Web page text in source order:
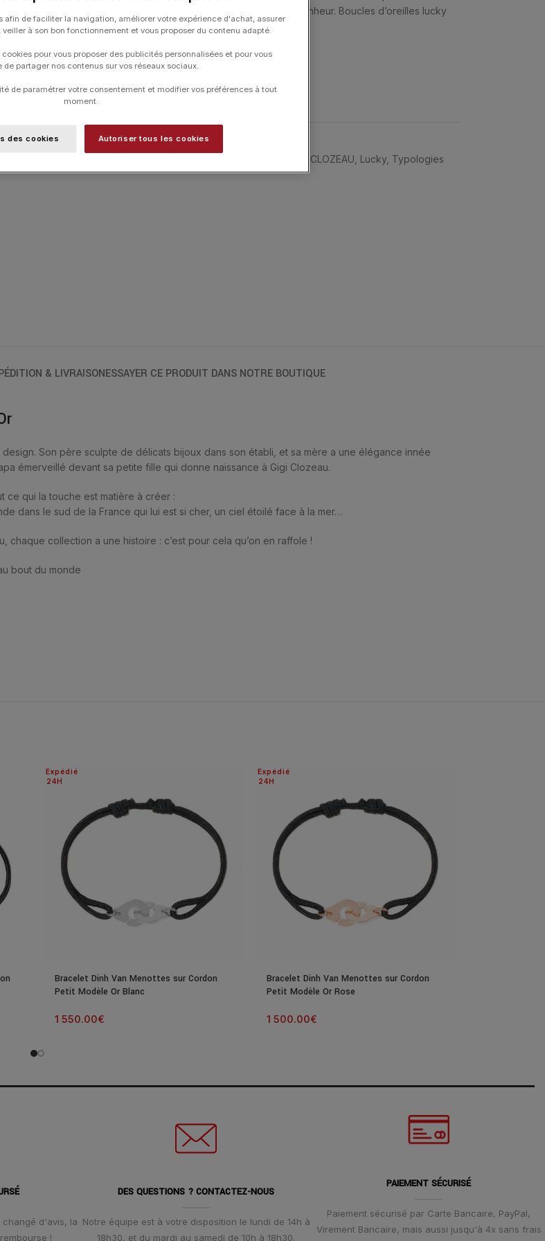
passe, de la joie, le « lucky puce » est un subtil porte-bonheur. Boucles d’oreilles lucky
puce or 18 carats et diamants.
Délicates et élégantes tel un subtil porte-bonheur
MATIÈRE
UGS :
B4LK007
GIGI CLOZEAU Lucky, Typologies
& LIVRAISONESSAYER CE PRODUIT DANS NOTRE BOUTIQUE
Son père sculpte de délicats bijoux dans son établi, et sa mère a une élégance innée
émerveillé devant sa petite fille qui donne naissance à Gigi Clozeau.
ce qui la touche est matière à créer :
dans le sud de la France qui lui est si cher, un ciel étoilé face à la mer…
chaque collection a une histoire : c’est pour cela qu’on en raffole !
bout du monde
24H
Expédié
Bracelet Dinh Van Menottes sur Cordon
Petit Modèle Or Blanc
1 550.00€
24H
Expédié
Bracelet Dinh Van Menottes sur Cordon
Petit Modèle Or Rose
1 500.00€
changé d'avis, la
!
DES QUESTIONS ? CONTACTEZ-NOUS
Notre équipe est à votre disposition le lundi de 14h à
18h30, et du mardi au samedi de 10h à 18h30.
PAIEMENT SÉCURISÉ
Paiement sécurisé par Carte Bancaire, PayPal,
Virement Bancaire, mais aussi jusqu'à 4x sans frais
afin de faciliter la navigation, améliorer votre expérience d'achat, assurer
à son bon fonctionnement et vous proposer du contenu adapté.
pour vous proposer des publicités personnalisées et pour vous
de partager nos contenus sur vos réseaux sociaux.
de paramétrer votre consentement et modifier vos préférences à tout
moment.
des cookies Autoriser tous les cookies